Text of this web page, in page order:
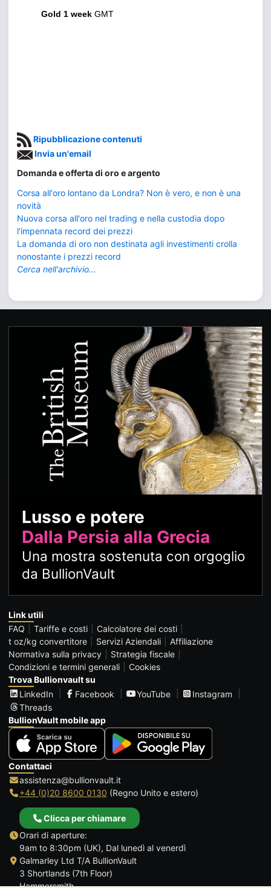
Gold 1 week GMT
Ripubblicazione contenuti
Invia un'email
Domanda e offerta di oro e argento
Corsa all'oro lontano da Londra? Non è vero, e non è una
novità
Nuova corsa all'oro nel trading e nella custodia dopo
l'impennata record dei prezzi
La domanda di oro non destinata agli investimenti crolla
nonostante i prezzi record
Cerca nell'archivio...
Lusso e potere
Dalla Persia alla Grecia
Una mostra sostenuta con orgoglio
da BullionVault
Link utili
FAQ
Tariffe e costi
Calcolatore dei costi
t oz/kg convertitore
Servizi Aziendali
Affiliazione
Normativa sulla privacy
Strategia fiscale
Condizioni e termini generali
Cookies
Trova Bullionvault su
LinkedIn
Facebook YouTube
Instagram
Threads
BullionVault mobile app
Contattaci
assistenza@bullionvault.it
+44 (0)20 8600 0130 (Regno Unito e estero)
Clicca per chiamare
Orari di aperture:
9am to 8:30pm (UK), Dal lunedì al venerdì
Galmarley Ltd T/A BullionVault
3 Shortlands (7th Floor)
Hammersmith